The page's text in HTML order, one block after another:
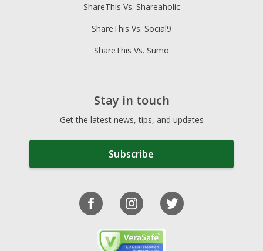
ShareThis Vs. Shareaholic
ShareThis Vs. Social9
ShareThis Vs. Sumo
Stay in touch
Get the latest news, tips, and updates
Subscribe